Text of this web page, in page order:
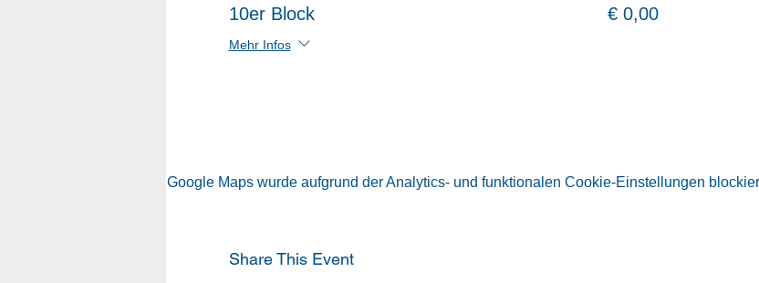
10er Block
Mehr Infos
€ 0,00
Google Maps wurde aufgrund der Analytics- und funktionalen Cookie-Einstellungen
Share This Event